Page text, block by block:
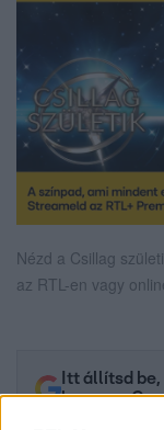
Nézd a Csillag
az RTL-en vagy
Itt állítsd be,
legyen a